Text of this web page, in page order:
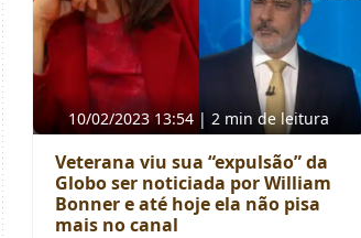
10/02/2023 13:54 | 2 min de leitura
Veterana viu sua “expulsão” da
Globo ser noticiada por William
Bonner e até hoje ela não pisa
mais no canal